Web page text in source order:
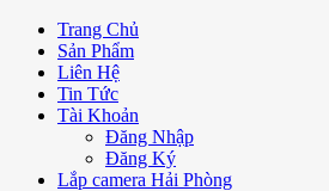
Trang Chủ
Sản Phẩm
Liên Hệ
Tin Tức
Tài Khoản
Đăng Nhập
Đăng Ký
Lắp camera Hải Phòng